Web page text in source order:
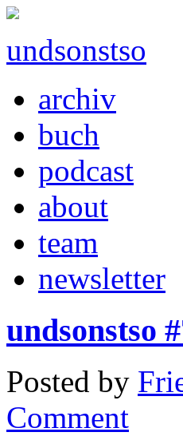
undsonstso
archiv
buch
podcast
about
team
newsletter
undsonstso
Posted by
Comment